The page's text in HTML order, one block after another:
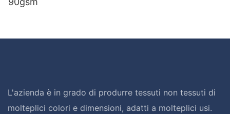
L'azienda è in grado di produrre tessuti non tessuti di
molteplici colori e dimensioni, adatti a molteplici usi.